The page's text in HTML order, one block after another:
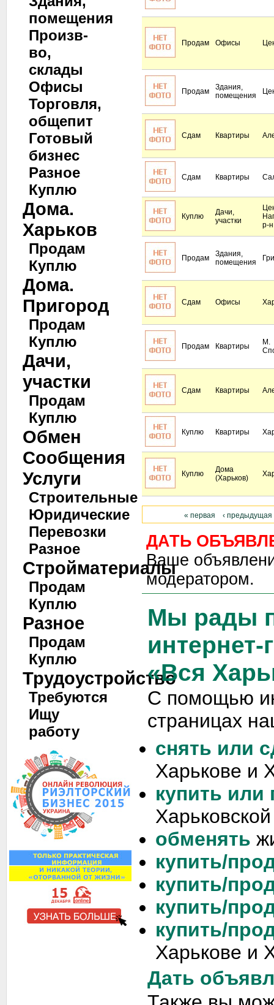
помещения
Произв-
во,
склады
Офисы
Торговля,
общепит
Готовый
бизнес
Разное
Куплю
Дома.
Харьков
Продам
Куплю
Дома.
Пригород
Продам
Куплю
Дачи,
участки
Продам
Куплю
Обмен
Сообщения
Услуги
Строительные
Юридические
Перевозки
Разное
Стройматериалы
Продам
Куплю
Разное
Продам
Куплю
Трудоустройство
Требуются
Ищу
работу
Продам Офисы
Продам
Здания,
помещения
Сдам Квартиры
Сдам Квартиры
Куплю
Дачи,
участки
р-
Продам
Здания,
помещения
Сдам Офисы
Продам Квартиры
М.
Сдам Квартиры
Куплю Квартиры
Куплю
Дома
(Харьков)
« первая ‹ предыдущая
ДАТЬ
Ваше
модератором.
Мы рады
интернет-
«Вся
С помощью
страницах
снять или
Харькове и
купить или
обменять
купить/
купить/
купить/
купить/
Харькове и
Дать